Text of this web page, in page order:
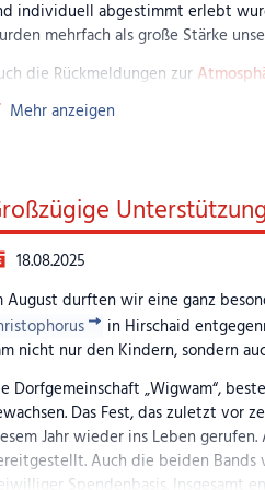
individuell abgestimmt erlebt
mehrfach als große Stärke
die Rückmeldungen zur
und „freundlich“ fielen immer
sich wohlfühlen und von den
dass sie jederzeit
gaben die Eltern an, mit
Konzept, das große
und Angebote, die den Kita-
haben uns auchwertvolle
Außenbereich, nach
Zugang für
Planungen für unseren Neubau
Räumlichkeiten
neue Umgebung, in der diese
Mehr anzeigen
18.08.2025
August durften wir eine ganz
in Hirschaid
nicht nur den Kindern, sondern
Dorfgemeinschaft „Wigwam“,
Das Fest, das zuletzt vor
Jahr wieder ins Leben
Auch die beiden Bands